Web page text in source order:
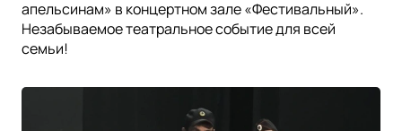
апельсинам» в концертном зале «Фестивальный».
Незабываемое театральное событие для всей
семьи!